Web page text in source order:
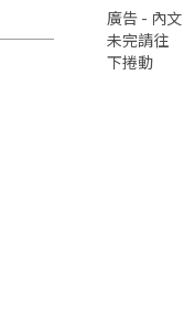
廣告 - 內文
未完請往
下捲動